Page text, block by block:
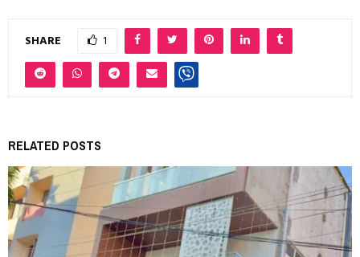
SHARE 1
RELATED POSTS